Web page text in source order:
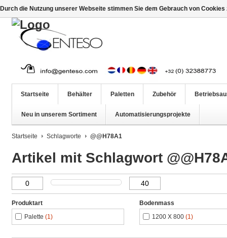
Startseite Behälter Paletten Zubehör
Neu in unserem Sortiment Automatisierungsprojekte
Startseite Schlagworte @@H78A1
Artikel mit Schlagwort
Produktart
Palette (1)
Bodenmass
1200 X 800 (1)
Durch die Nutzung unserer Webseite stimmen Sie dem Gebrauch von